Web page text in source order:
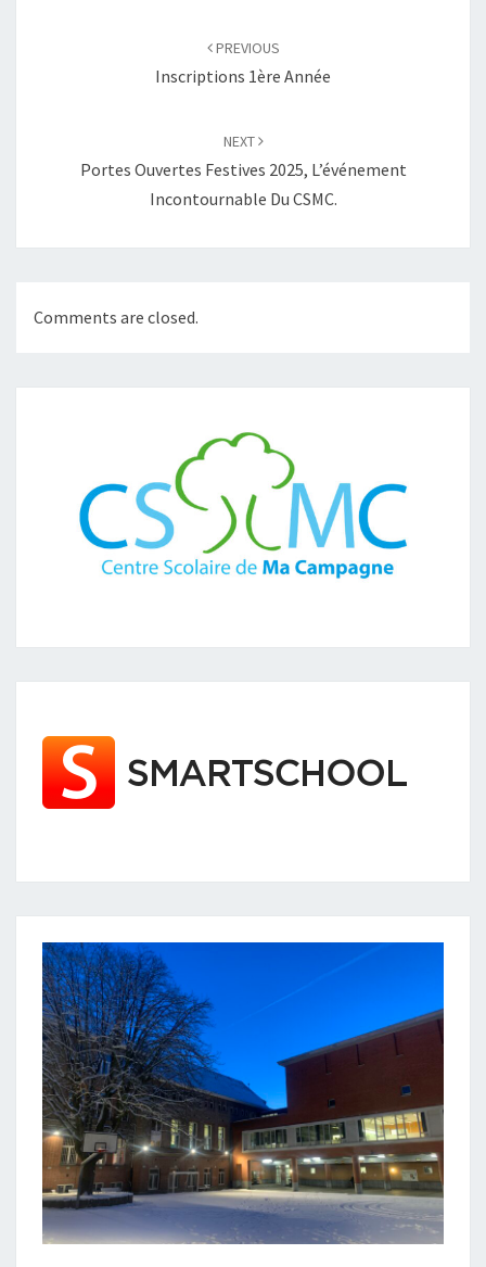
PREVIOUS
Inscriptions 1ère Année
NEXT
Portes Ouvertes Festives 2025, L’événement
Incontournable Du CSMC.
Comments are closed.